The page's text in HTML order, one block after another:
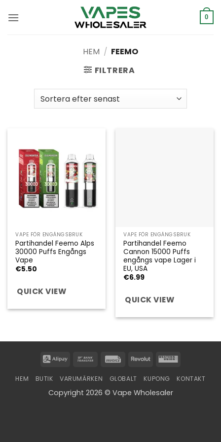
0
HEM / FEEMO
FILTRERA
VAPE FÖR ENGÅNGSBRUK
Partihandel Feemo Alps
30000 Puffs Engångs
Vape
€5.50
QUICK VIEW
VAPE FÖR ENGÅNGSBRUK
Partihandel Feemo
Cannon 15000 Puffs
engångs vape Lager i
EU, USA
€6.99
QUICK VIEW
Alipay
Bank
Invoice RevolutWestern
HEM BUTIK VARUMÄRKEN GLOBALT KUPONG KONTAKT
Copyright 2026 © Vape Wholesaler